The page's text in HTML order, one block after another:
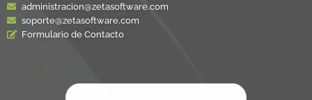
administracion@zetasoftware.com
soporte@zetasoftware.com
Formulario de Contacto